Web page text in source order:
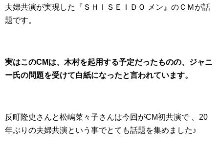
夫婦共演が実現した『ＳＨＩＳＥＩＤＯ メン』のＣＭが話
題です。
実はこのCMは、木村を起用する予定だったものの、ジャニ
ー氏の問題を受けて白紙になったと言われています。
反町隆史さんと松嶋菜々子さんは今回がCM初共演で 、20
年ぶりの夫婦共演という事でとても話題を集めました♪